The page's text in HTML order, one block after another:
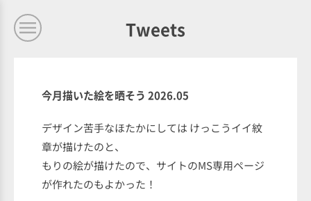
Tweets
今月描いた絵を晒そう 2026.05
デザイン苦手なほたかにしては けっこうイイ紋
章が描けたのと、
もりの絵が描けたので、サイトのMS専用ページ
が作れたのもよかった！